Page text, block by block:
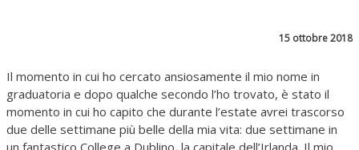
15 ottobre 2018
Il momento in cui ho cercato ansiosamente il mio nome in
graduatoria e dopo qualche secondo l’ho trovato, è stato il
momento in cui ho capito che durante l’estate avrei trascorso
due delle settimane più belle della mia vita: due settimane in
un fantastico College a Dublino, la capitale dell’Irlanda. Il mio